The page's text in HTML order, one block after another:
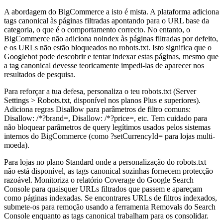
A abordagem do BigCommerce a isto é mista. A plataforma adiciona
tags canonical às páginas filtradas apontando para o URL base da
categoria, o que é o comportamento correcto. No entanto, o
BigCommerce não adiciona noindex às páginas filtradas por defeito,
e os URLs não estão bloqueados no robots.txt. Isto significa que o
Googlebot pode descobrir e tentar indexar estas páginas, mesmo que
a tag canonical devesse teoricamente impedi-las de aparecer nos
resultados de pesquisa.
Para reforçar a tua defesa, personaliza o teu robots.txt (Server
Settings > Robots.txt, disponível nos planos Plus e superiores).
Adiciona regras Disallow para parâmetros de filtro comuns:
Disallow: /*?brand=, Disallow: /*?price=, etc. Tem cuidado para
não bloquear parâmetros de query legítimos usados pelos sistemas
internos do BigCommerce (como ?setCurrencyId= para lojas multi-
moeda).
Para lojas no plano Standard onde a personalização do robots.txt
não está disponível, as tags canonical sozinhas fornecem protecção
razoável. Monitoriza o relatório Coverage do Google Search
Console para quaisquer URLs filtrados que passem e apareçam
como páginas indexadas. Se encontrares URLs de filtros indexados,
submete-os para remoção usando a ferramenta Removals do Search
Console enquanto as tags canonical trabalham para os consolidar.